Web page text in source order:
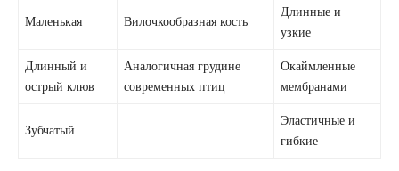
Маленькая Вилочкообразная кость
Длинные и
узкие
Длинный и
острый клюв
Аналогичная грудине
современных птиц
Окаймленные
мембранами
Зубчатый
Эластичные и
гибкие